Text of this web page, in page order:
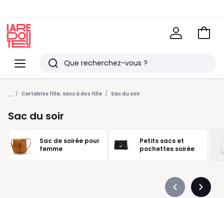
Menu
Redoute
Rechercher
Derniers
articles
vus
Voir
... Cartables fille, sacs à dos fille Sac du soir
Sac du soir
Sac de soirée pour
femme
Petits sacs et
pochettes soirée
Précédent